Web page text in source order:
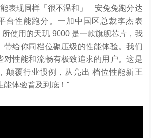
表现同样「很不温和」，安兔兔跑分达
台性能跑分。一加中国区总裁李杰表
所使用的天玑 9000 是一款旗舰芯片，我
带给你同档位碾压级的性能体验。我们
对性能和流畅有极致追求的用户。这是
颠覆行业惯例，从亮出‘档位性能新王
能体验普及到底！”